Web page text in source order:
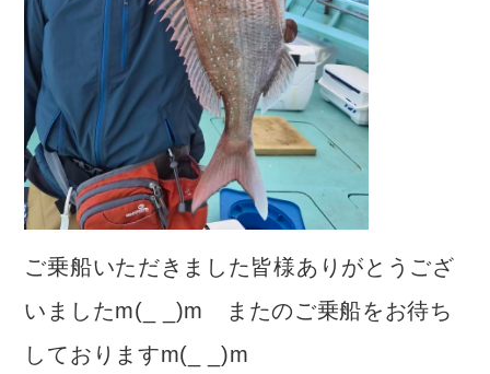
ご乗船いただきました皆様ありがとうござ
いましたm(_ _)m またのご乗船をお待ち
しておりますm(_ _)m